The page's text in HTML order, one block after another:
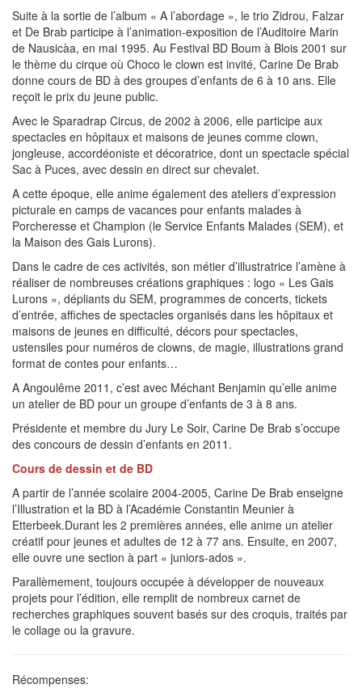
Suite à la sortie de l’album « A l’abordage », le trio Zidrou, Falzar
et De Brab participe à l’animation-exposition de l’Auditoire Marin
de Nausicàa, en mai 1995. Au Festival BD Boum à Blois 2001 sur
le thème du cirque où Choco le clown est invité, Carine De Brab
donne cours de BD à des groupes d’enfants de 6 à 10 ans. Elle
reçoit le prix du jeune public.
Avec le Sparadrap Circus, de 2002 à 2006, elle participe aux
spectacles en hôpitaux et maisons de jeunes comme clown,
jongleuse, accordéoniste et décoratrice, dont un spectacle spécial
Sac à Puces, avec dessin en direct sur chevalet.
A cette époque, elle anime également des ateliers d’expression
picturale en camps de vacances pour enfants malades à
Porcheresse et Champion (le Service Enfants Malades (SEM), et
la Maison des Gais Lurons).
Dans le cadre de ces activités, son métier d’illustratrice l’amène à
réaliser de nombreuses créations graphiques : logo « Les Gais
Lurons », dépliants du SEM, programmes de concerts, tickets
d’entrée, affiches de spectacles organisés dans les hôpitaux et
maisons de jeunes en difficulté, décors pour spectacles,
ustensiles pour numéros de clowns, de magie, illustrations grand
format de contes pour enfants…
A Angoulême 2011, c’est avec Méchant Benjamin qu’elle anime
un atelier de BD pour un groupe d’enfants de 3 à 8 ans.
Présidente et membre du Jury Le Soir, Carine De Brab s’occupe
des concours de dessin d’enfants en 2011.
Cours de dessin et de BD
A partir de l’année scolaire 2004-2005, Carine De Brab enseigne
l’Illustration et la BD à l’Académie Constantin Meunier à
Etterbeek.Durant les 2 premières années, elle anime un atelier
créatif pour jeunes et adultes de 12 à 77 ans. Ensuite, en 2007,
elle ouvre une section à part « juniors-ados ».
Parallèmement, toujours occupée à développer de nouveaux
projets pour l’édition, elle remplit de nombreux carnet de
recherches graphiques souvent basés sur des croquis, traités par
le collage ou la gravure.
Récompenses: